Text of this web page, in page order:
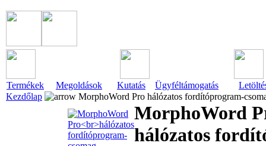
Termékek Megoldások Kutatás Ügyféltámogatás
Kezdőlap
MorphoWord Pro hálózatos fordítóprogram-
MorphoWord
hálózatos